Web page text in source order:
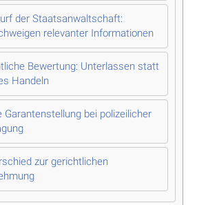
der Staatsanwaltschaft:
relevanter Informationen
Bewertung: Unterlassen statt
Handeln
Garantenstellung bei polizeilicher
zur gerichtlichen